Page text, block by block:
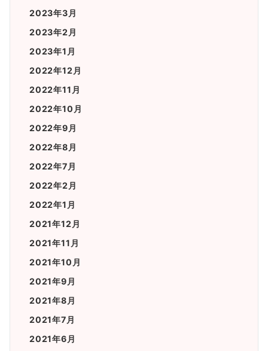
2023年3月
2023年2月
2023年1月
2022年12月
2022年11月
2022年10月
2022年9月
2022年8月
2022年7月
2022年2月
2022年1月
2021年12月
2021年11月
2021年10月
2021年9月
2021年8月
2021年7月
2021年6月